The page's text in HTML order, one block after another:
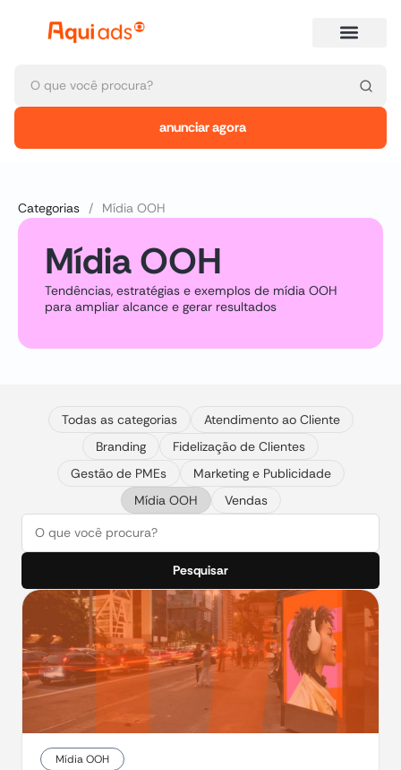
anunciar agora
Categorias / Mídia OOH
Mídia OOH
Tendências, estratégias e exemplos de mídia OOH
para ampliar alcance e gerar resultados
Todas as categorias
Atendimento ao Cliente
Branding
Fidelização de Clientes
Gestão de PMEs
Marketing e Publicidade
Mídia OOH
Vendas
Pesquisar
Mídia OOH